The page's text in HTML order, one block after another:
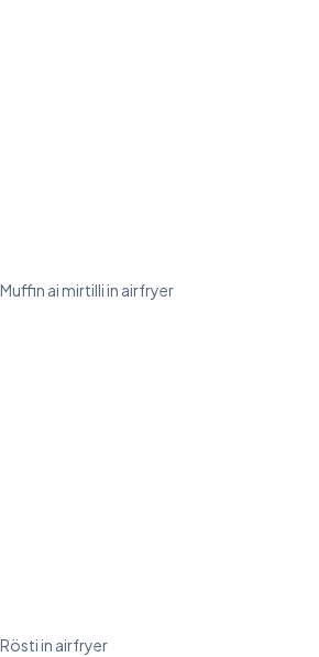
Muffin ai mirtilli in airfryer
Rösti in airfryer